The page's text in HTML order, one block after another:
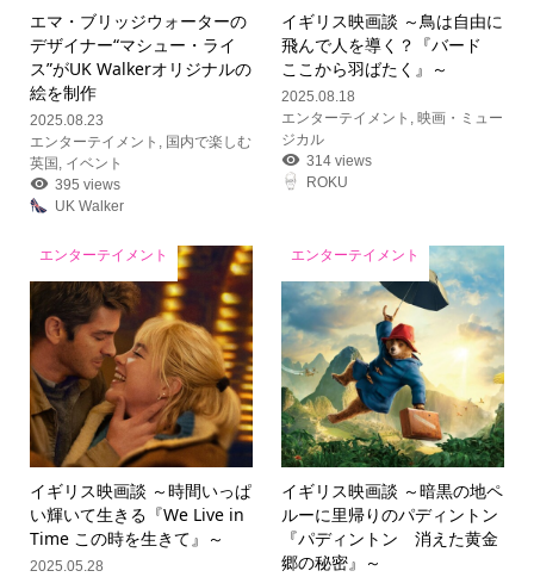
エマ・ブリッジウォーターの
デザイナー“マシュー・ライ
ス”がUK Walkerオリジナルの
絵を制作
2025.08.23
エンターテイメント
国内で楽しむ
英国 イベント
395 views
UK Walker
イギリス映画談 ～鳥は自由に
飛んで人を導く？『バード
ここから羽ばたく』～
2025.08.18
エンターテイメント
,映画・ミュー
ジカル
314 views
ROKU
エンターテイメント
イギリス映画談 ～時間いっぱ
い輝いて生きる『We Live in
Time この時を生きて』～
2025.05.28
エンターテイメント
イギリス映画談 ～暗黒の地ペ
ルーに里帰りのパディントン
『パディントン 消えた黄金
郷の秘密』～